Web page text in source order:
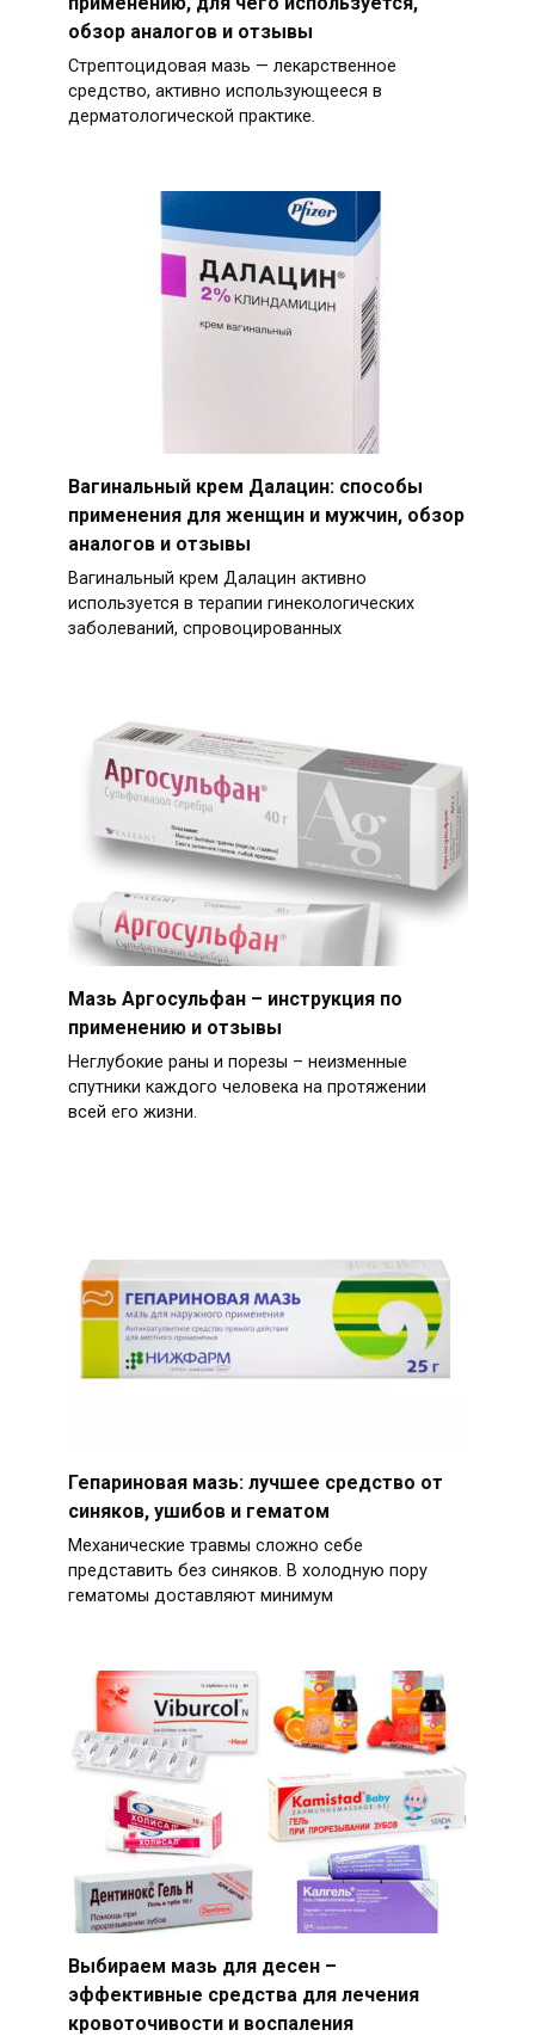
обзор аналогов и отзывы
Стрептоцидовая мазь — лекарственное
средство, активно использующееся в
дерматологической практике.
Вагинальный крем Далацин: способы
применения для женщин и мужчин, обзор
аналогов и отзывы
Вагинальный крем Далацин активно
используется в терапии гинекологических
заболеваний, спровоцированных
Мазь Аргосульфан – инструкция по
применению и отзывы
Неглубокие раны и порезы – неизменные
спутники каждого человека на протяжении
всей его жизни.
Гепариновая мазь: лучшее средство от
синяков, ушибов и гематом
Механические травмы сложно себе
представить без синяков. В холодную пору
гематомы доставляют минимум
Выбираем мазь для десен –
эффективные средства для лечения
кровоточивости и воспаления